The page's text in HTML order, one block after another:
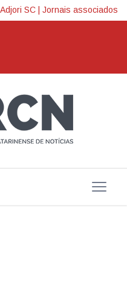
Adjori SC Jornais associados